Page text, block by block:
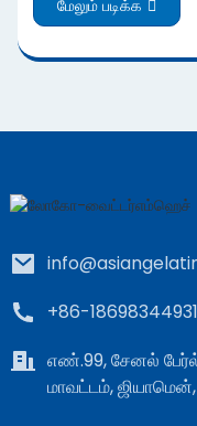
மேலும் படிக்க
+86-18698344931
எண்.99, சேனல் பேர்ல்
மாவட்டம்,